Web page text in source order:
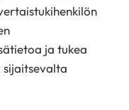
ja tukea
sijaitsevalta